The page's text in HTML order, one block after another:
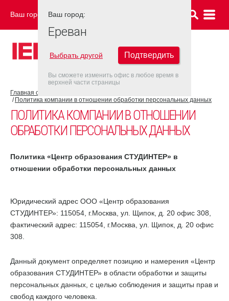
Ваш город: ЕРЕВАН
Главная страница
Политика компании в отношении обработки персональных данных
ПОЛИТИКА КОМПАНИИ В ОТНОШЕНИИ
ОБРАБОТКИ ПЕРСОНАЛЬНЫХ ДАННЫХ
Политика «Центр образования СТУДИНТЕР» в
отношении обработки персональных данных
Юридический адрес ООО «Центр образования
СТУДИНТЕР»: 115054, г.Москва, ул. Щипок, д. 20 офис 308,
фактический адрес: 115054, г.Москва, ул. Щипок, д. 20 офис
308.
Данный документ определяет позицию и намерения «Центр
образования СТУДИНТЕР» в области обработки и защиты
персональных данных, с целью соблюдения и защиты прав и
свобод каждого человека.
Ваш город:
Ереван
Выбрать другой Подтвердить
Вы сможете изменить офис в любое время в
верхней части страницы